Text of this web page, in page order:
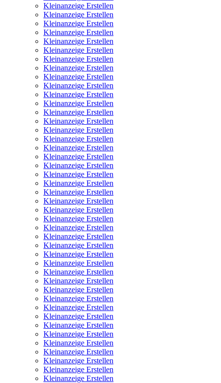
Kleinanzeige Erstellen
Kleinanzeige Erstellen
Kleinanzeige Erstellen
Kleinanzeige Erstellen
Kleinanzeige Erstellen
Kleinanzeige Erstellen
Kleinanzeige Erstellen
Kleinanzeige Erstellen
Kleinanzeige Erstellen
Kleinanzeige Erstellen
Kleinanzeige Erstellen
Kleinanzeige Erstellen
Kleinanzeige Erstellen
Kleinanzeige Erstellen
Kleinanzeige Erstellen
Kleinanzeige Erstellen
Kleinanzeige Erstellen
Kleinanzeige Erstellen
Kleinanzeige Erstellen
Kleinanzeige Erstellen
Kleinanzeige Erstellen
Kleinanzeige Erstellen
Kleinanzeige Erstellen
Kleinanzeige Erstellen
Kleinanzeige Erstellen
Kleinanzeige Erstellen
Kleinanzeige Erstellen
Kleinanzeige Erstellen
Kleinanzeige Erstellen
Kleinanzeige Erstellen
Kleinanzeige Erstellen
Kleinanzeige Erstellen
Kleinanzeige Erstellen
Kleinanzeige Erstellen
Kleinanzeige Erstellen
Kleinanzeige Erstellen
Kleinanzeige Erstellen
Kleinanzeige Erstellen
Kleinanzeige Erstellen
Kleinanzeige Erstellen
Kleinanzeige Erstellen
Kleinanzeige Erstellen
Kleinanzeige Erstellen